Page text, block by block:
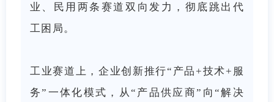
业、民用两条赛道双向发力，彻底跳出代
工困局。
工业赛道上，企业创新推行“产品+技术+服
务”一体化模式，从“产品供应商”向“解决